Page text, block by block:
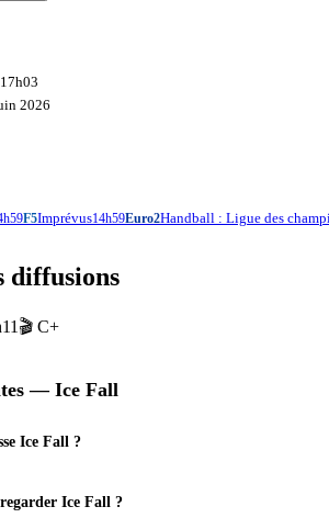
17h03
2026
F5Imprévus14h59Euro2Handball : Ligue des
diffusions
🎬 C+
— Ice Fall
Ice Fall ?
Ice Fall ?